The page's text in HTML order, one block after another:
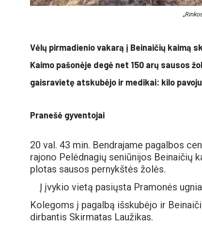
Vėlų pirmadienio vakarą į Beinaičių kaimą
Kaimo pašonėje degė net 150 arų sausos
gaisravietę atskubėjo ir medikai: kilo
Pranešė gyventojai
20 val. 43 min. Bendrajame pagalbos
rajono Pelėdnagių seniūnijos Beinaičių
plotas sausos pernykštės žolės.
Į įvykio vietą pasiųsta Pramonės
Kolegoms į pagalbą išskubėjo ir
dirbantis Skirmatas Laužikas.